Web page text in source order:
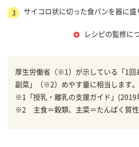
3 サイコロ状に切った食パンを器に盛
レシピの監修に
厚生労働省（※1）が示している「1回
副菜」（※2）めやす量に相当します。
※1「授乳・離乳の支援ガイド」(2019
※2 主食＝穀類、主菜＝たんぱく質性